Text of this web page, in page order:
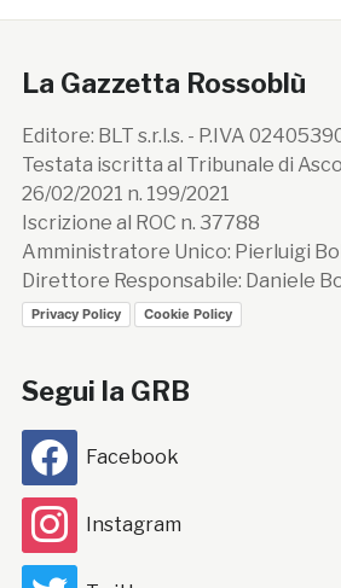
La Gazzetta Rossoblù
Editore: BLT s.r.l.s. - P.IVA
Testata iscritta al Tribunale di
26/02/2021 n. 199/2021
Iscrizione al ROC n. 37788
Amministratore Unico: Pierluigi
Direttore Responsabile: Daniele
Privacy Policy Cookie Policy
Segui la GRB
Facebook
Instagram